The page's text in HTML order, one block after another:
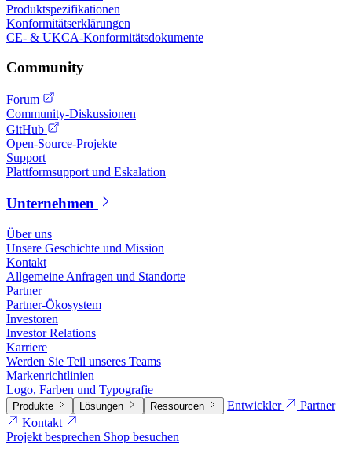
Produktspezifikationen
Konformitätserklärungen
CE- & UKCA-Konformitätsdokumente
Community
Forum
Community-Diskussionen
GitHub
Open-Source-Projekte
Support
Plattformsupport und Eskalation
Unternehmen
Über uns
Unsere Geschichte und Mission
Kontakt
Allgemeine Anfragen und Standorte
Partner
Partner-Ökosystem
Investoren
Investor Relations
Karriere
Werden Sie Teil unseres Teams
Markenrichtlinien
Logo, Farben und Typografie
Produkte Lösungen Ressourcen Entwickler
Partner
Kontakt
Projekt besprechen Shop besuchen